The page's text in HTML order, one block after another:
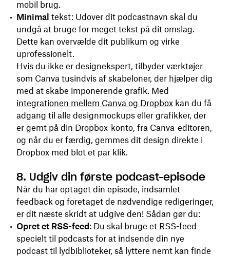
mobil brug.
Minimal tekst: Udover dit podcastnavn skal du
undgå at bruge for meget tekst på dit omslag.
Dette kan overvælde dit publikum og virke
uprofessionelt.
Hvis du ikke er designekspert, tilbyder værktøjer
som Canva tusindvis af skabeloner, der hjælper dig
med at skabe imponerende grafik. Med
integrationen mellem Canva og Dropbox kan du få
adgang til alle designmockups eller grafikker, der
er gemt på din Dropbox-konto, fra Canva-editoren,
og når du er færdig, gemmes dit design direkte i
Dropbox med blot et par klik.
8. Udgiv din første podcast-episode
Når du har optaget din episode, indsamlet
feedback og foretaget de nødvendige redigeringer,
er dit næste skridt at udgive den! Sådan gør du:
Opret et RSS-feed: Du skal bruge et RSS-feed
specielt til podcasts for at indsende din nye
podcast til lydbiblioteker, så lyttere nemt kan finde